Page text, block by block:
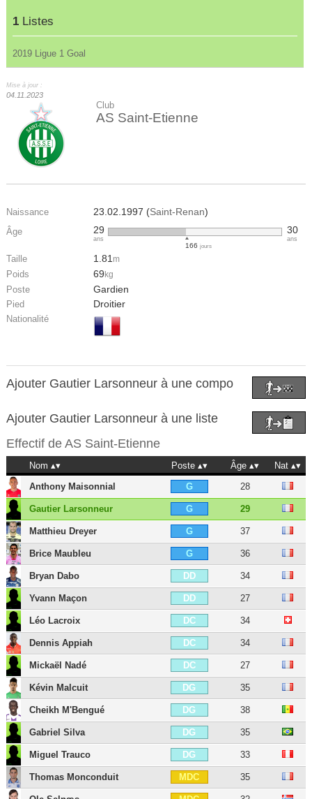
1 Listes
2019 Ligue 1 Goal
Mise à jour :
04.11.2023
Club
AS Saint-Etienne
Naissance 23.02.1997 (Saint-Renan)
Âge 29
ans
166jours
30
ans
Taille 1.81m
Poids 69 kg
Poste Gardien
Pied Droitier
Nationalité
Ajouter Gautier Larsonneur à une compo
Ajouter Gautier Larsonneur à une liste
Effectif de AS Saint-Etienne
Nom Poste Âge
Nat
Anthony Maisonnial
G 28
Gautier Larsonneur G 29
Matthieu Dreyer G 37
Brice Maubleu G 36
Bryan Dabo DD 34
Yvann Maçon DD 27
Léo Lacroix DC 34
Dennis Appiah DC 34
Mickaël Nadé DC 27
Kévin Malcuit DG 35
Cheikh M'Bengué DG 38
Gabriel Silva DG 35
Miguel Trauco DG 33
Thomas Monconduit MDC 35